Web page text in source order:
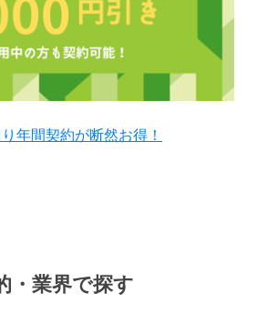
年間契約が断然お得！
・業界で探す